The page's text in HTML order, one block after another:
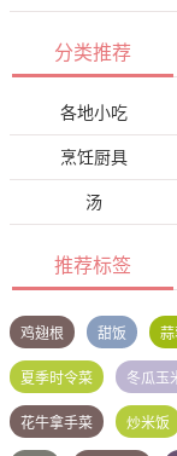
分类推荐
各地小吃
烹饪厨具
汤
推荐标签
鸡翅根 甜饭 蒜
夏季时令菜 冬瓜玉
花牛拿手菜 炒米饭